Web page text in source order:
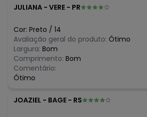
agosto/2026
junho/2026
maio/2026
abril/2026
março/2026
fevereiro/2026
JULIANA - VERE - PR
Cor: Preto / 14
Avaliação geral do produto: Ótimo
Largura: Bom
Comprimento: Bom
Comentário:
Ótimo
JOAZIEL - BAGE - RS